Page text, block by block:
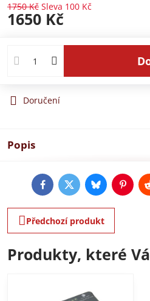
1750 Kč Sleva 100 Kč
1650 Kč
Doručení
Popis
FacebookTwitterBluesky
Předchozí produkt
Produkty, které